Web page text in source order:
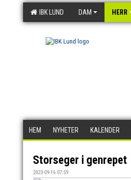
IBK LUND DAM HERR
HEM NYHETER KALENDER
Storseger i genrepet
2023-09-16 07:59